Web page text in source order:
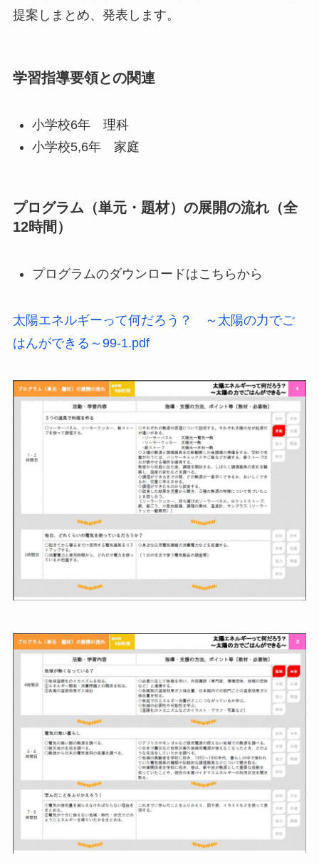
提案しまとめ、発表します。
学習指導要領との関連
小学校6年 理科
小学校5,6年 家庭
プログラム（単元・題材）の展開の流れ（全
12時間）
プログラムのダウンロードはこちらから
太陽エネルギーって何だろう？ ～太陽の力でご
はんができる～99-1.pdf